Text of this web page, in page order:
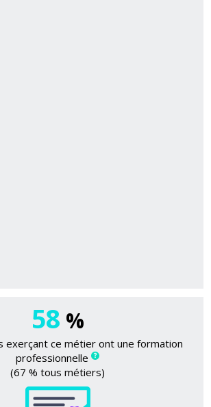
58 %
exerçant ce métier ont une formation
professionnelle
(67 % tous métiers)